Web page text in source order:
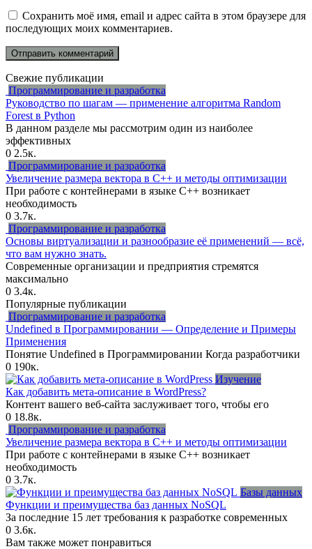
Сохранить моё имя, email и адрес сайта в этом браузере для
последующих моих комментариев.
Свежие публикации
Программирование и разработка
Руководство по шагам — применение алгоритма Random
Forest в Python
В данном разделе мы рассмотрим один из наиболее
эффективных
0 2.5к.
Программирование и разработка
Увеличение размера вектора в C++ и методы оптимизации
При работе с контейнерами в языке C++ возникает
необходимость
0 3.7к.
Программирование и разработка
Основы виртуализации и разнообразие её применений — всё,
что вам нужно знать.
Современные организации и предприятия стремятся
максимально
0 3.4к.
Популярные публикации
Программирование и разработка
Undefined в Программировании — Определение и Примеры
Применения
Понятие Undefined в Программировании Когда разработчики
0 190к.
Изучение
Как добавить мета-описание в WordPress?
Контент вашего веб-сайта заслуживает того, чтобы его
0 18.8к.
Программирование и разработка
Увеличение размера вектора в C++ и методы оптимизации
При работе с контейнерами в языке C++ возникает
необходимость
0 3.7к.
Базы данных
Функции и преимущества баз данных NoSQL
За последние 15 лет требования к разработке современных
0 3.6к.
Вам также может понравиться